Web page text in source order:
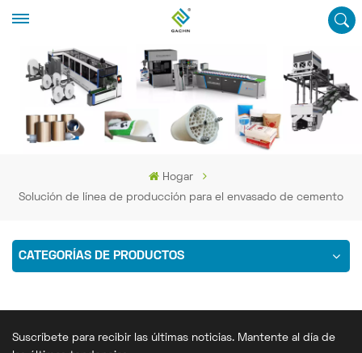
Hogar
Solución de línea de producción para el envasado de cemento
CATEGORÍAS DE PRODUCTOS
Suscríbete para recibir las últimas noticias. Mantente al día de